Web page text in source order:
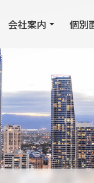
会社案内 個別